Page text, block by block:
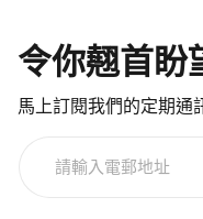
令你翹首盼
馬上訂閱我們的定期通